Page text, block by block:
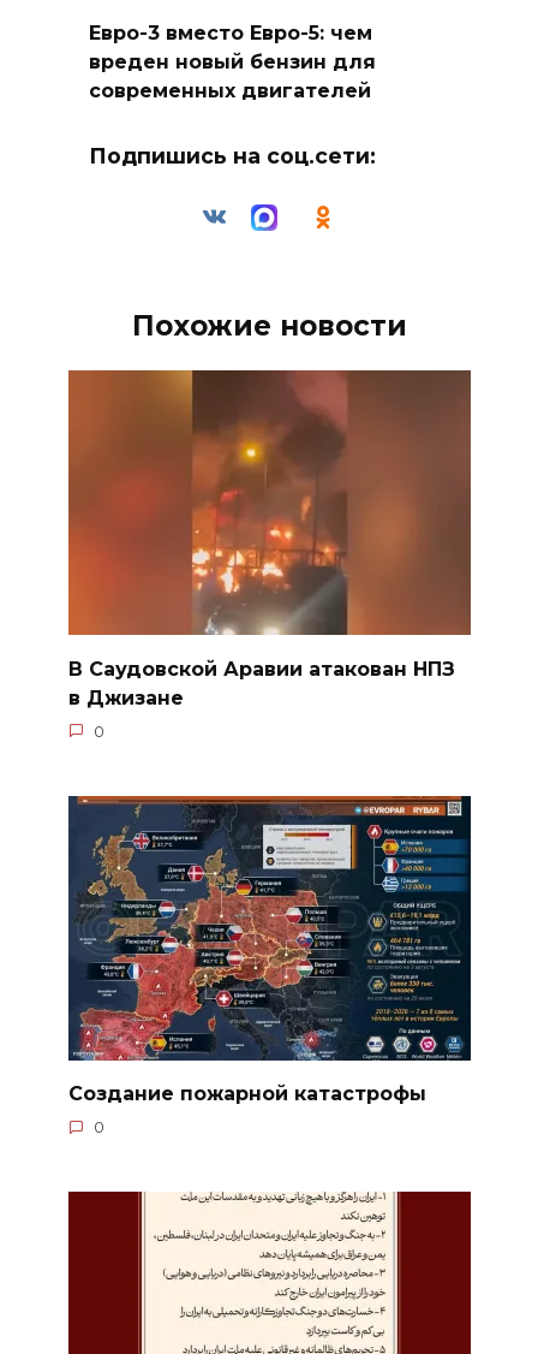
Евро-3 вместо Евро-5: чем
вреден новый бензин для
современных двигателей
Подпишись на соц.сети:
Похожие новости
В Саудовской Аравии атакован НПЗ
в Джизане
0
Создание пожарной катастрофы
0